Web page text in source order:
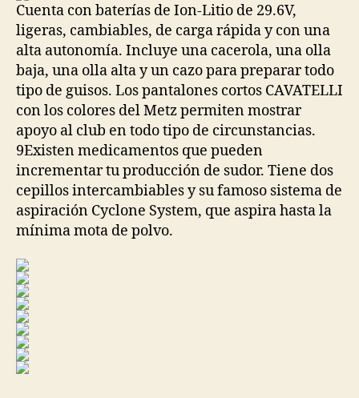
Cuenta con baterías de Ion-Litio de 29.6V,
ligeras, cambiables, de carga rápida y con una
alta autonomía. Incluye una cacerola, una olla
baja, una olla alta y un cazo para preparar todo
tipo de guisos. Los pantalones cortos CAVATELLI
con los colores del Metz permiten mostrar
apoyo al club en todo tipo de circunstancias.
9Existen medicamentos que pueden
incrementar tu producción de sudor. Tiene dos
cepillos intercambiables y su famoso sistema de
aspiración Cyclone System, que aspira hasta la
mínima mota de polvo.